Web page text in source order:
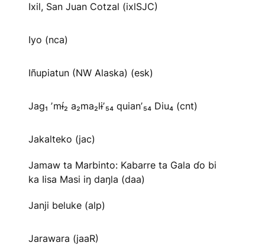
Ixil, San Juan Cotzal (ixlSJC)
Iyo (nca)
Iñupiatun (NW Alaska) (esk)
Jag₁ ʼmɨ́₂ a₂ma₂lɨʼ₅₄ quianʼ₅₄ Diu₄ (cnt)
Jakalteko (jac)
Jamaw ta Marbinto: Kabarre ta Gala ɗo bi
ka Iisa Masi iŋ daŋla (daa)
Janji beluke (alp)
Jarawara (jaaR)